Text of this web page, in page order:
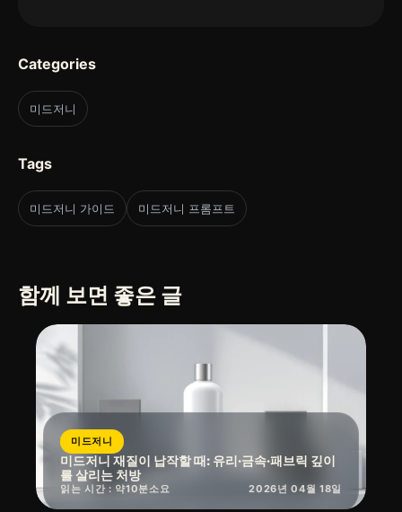
Categories
미드저니
Tags
미드저니 가이드 미드저니 프롬프트
함께 보면 좋은 글
미드저니
미드저니 재질이 납작할 때: 유리·금속·패브릭 깊이
를 살리는 처방
읽는 시간 : 약10분소요 2026년 04월 18일